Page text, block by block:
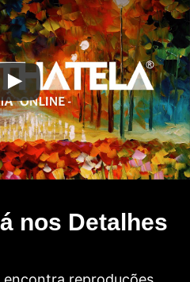
nos Detalhes